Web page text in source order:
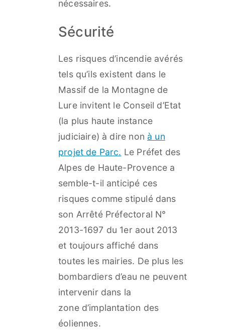
nécessaires.
Sécurité
Les risques d’incendie avérés
tels qu’ils existent dans le
Massif de la Montagne de
Lure invitent le Conseil d’Etat
(la plus haute instance
judiciaire) à dire non à un
projet de Parc. Le Préfet des
Alpes de Haute-Provence a
semble-t-il anticipé ces
risques comme stipulé dans
son Arrêté Préfectoral N°
2013-1697 du 1er aout 2013
et toujours affiché dans
toutes les mairies. De plus les
bombardiers d’eau ne peuvent
intervenir dans la
zone d’implantation des
éoliennes.